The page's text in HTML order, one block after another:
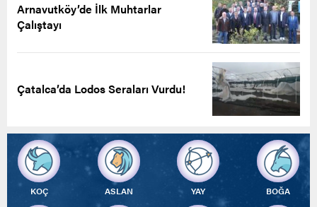
Arnavutköy’de İlk Muhtarlar
Çalıştayı
Çatalca’da Lodos Seraları Vurdu!
KOÇ ASLAN YAY BOĞA